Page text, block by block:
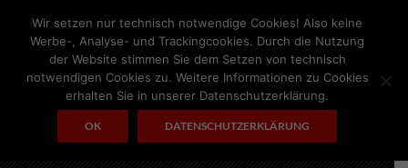
Inhalt
springen
A.I. MOTORS
Suchen
Wir setzen nur technisch notwendige Cookies! Also keine
Werbe-, Analyse- und Trackingcookies. Durch die Nutzung
der Website stimmen Sie dem Setzen von technisch
notwendigen Cookies zu. Weitere Informationen zu Cookies
erhalten Sie in unserer Datenschutzerklärung.
OK DATENSCHUTZERKLÄRUNG